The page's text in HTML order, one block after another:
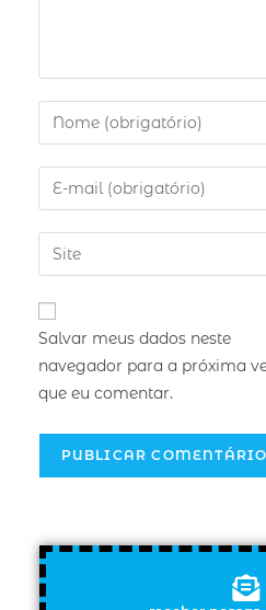
Salvar meus dados neste
navegador para a próxima
que eu comentar.